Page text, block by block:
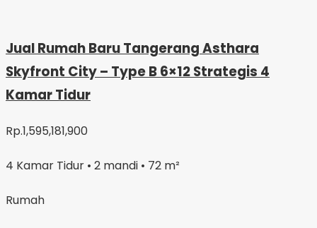
Jual Rumah Baru Tangerang Asthara
Skyfront City – Type B 6×12 Strategis 4
Kamar Tidur
Rp.1,595,181,900
4 Kamar Tidur • 2 mandi • 72 m²
Rumah